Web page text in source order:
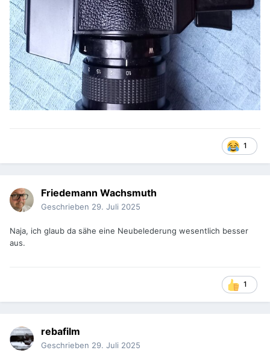
1
Friedemann Wachsmuth
Geschrieben 29. Juli 2025
Naja, ich glaub da sähe eine Neubelederung wesentlich besser
aus.
1
rebafilm
Geschrieben 29. Juli 2025